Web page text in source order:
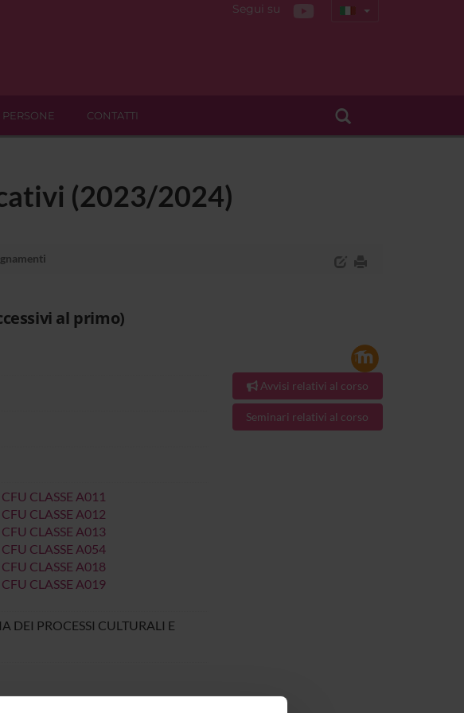
Segui su
PERSONE CONTATTI
(2023/2024)
al primo)
CLASSE A011
CLASSE A012
CLASSE A013
CLASSE A054
CLASSE A018
CLASSE A019
DEI PROCESSI CULTURALI E
Avvisi relativi al corso
Seminari relativi al corso